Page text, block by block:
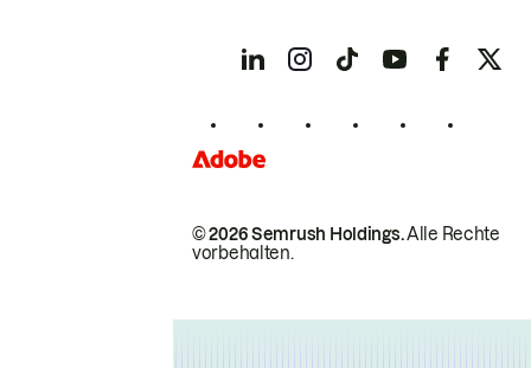
© 2026 Semrush Holdings.Alle Rechte
vorbehalten.